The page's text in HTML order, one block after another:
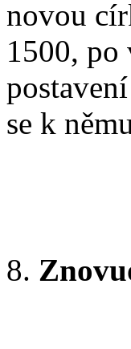
novou
1500, po
se k